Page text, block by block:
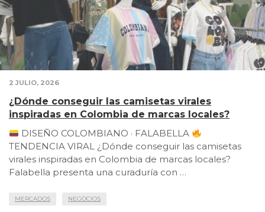
2 JULIO, 2026
¿Dónde conseguir las camisetas virales
inspiradas en Colombia de marcas locales?
DISEÑO COLOMBIANO · FALABELLA
TENDENCIA VIRAL ¿Dónde conseguir las camisetas
virales inspiradas en Colombia de marcas locales?
Falabella presenta una curaduría con …
MERCADOS NEGOCIOS